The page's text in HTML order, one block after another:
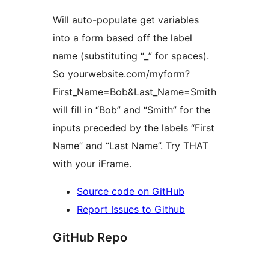
Will auto-populate get variables
into a form based off the label
name (substituting “_” for spaces).
So yourwebsite.com/myform?
First_Name=Bob&Last_Name=Smith
will fill in “Bob” and “Smith” for the
inputs preceded by the labels “First
Name” and “Last Name”. Try THAT
with your iFrame.
Source code on GitHub
Report Issues to Github
GitHub Repo